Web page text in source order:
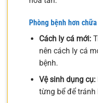
Phòng bệnh hơn
Cách ly cá mới:
nên cách ly cá
bệnh.
Vệ sinh dụng cụ:
từng bể để tránh